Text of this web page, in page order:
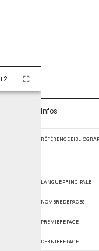
Infos
RÉFÉRENCE
LANGUE PRINCIPALE
NOMBRE DE PAGES
PREMIÈRE PAGE
DERNIÈRE PAGE